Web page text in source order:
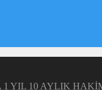
YIL 10 AYLIK